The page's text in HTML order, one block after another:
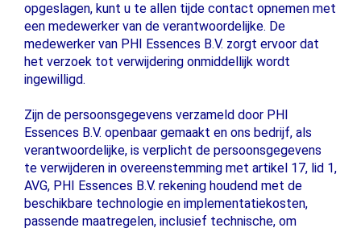
opgeslagen, kunt u te allen tijde contact opnemen met
een medewerker van de verantwoordelijke. De
medewerker van PHI Essences B.V. zorgt ervoor dat
het verzoek tot verwijdering onmiddellijk wordt
ingewilligd.
Zijn de persoonsgegevens verzameld door PHI
Essences B.V. openbaar gemaakt en ons bedrijf, als
verantwoordelijke, is verplicht de persoonsgegevens
te verwijderen in overeenstemming met artikel 17, lid 1,
AVG, PHI Essences B.V. rekening houdend met de
beschikbare technologie en implementatiekosten,
passende maatregelen, inclusief technische, om